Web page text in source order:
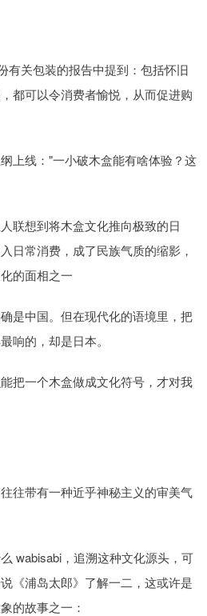
有关包装的报告中提到：包括怀旧
都可以令消费者愉悦，从而促进购
上线："一小破木盒能有啥体验？这
联想到将木盒文化推向极致的日
日常消费，成了民族气质的缩影，
的面相之一
是中国。但在现代化的语境里，把
响的，却是日本。
把一个木盒做成文化符号，才对我
往带有一种近乎神秘主义的审美气
wabisabi，追溯这种文化源头，可
《浦岛太郎》了解一二，这或许是
的故事之一：